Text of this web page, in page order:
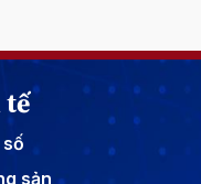
sản